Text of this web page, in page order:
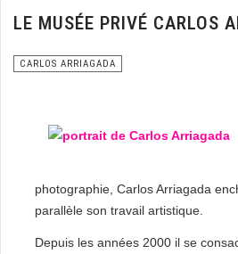
LE MUSÉE PRIVÉ CARLOS
CARLOS ARRIAGADA
photographie, Carlos Arriagada
parallèle son travail artistique.
Depuis les années 2000 il se